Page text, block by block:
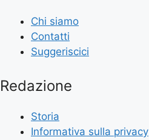
Chi siamo
Contatti
Suggeriscici
Redazione
Storia
Informativa sulla privacy